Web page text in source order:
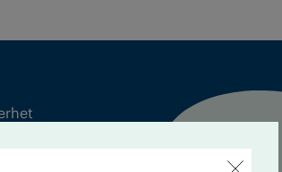
Stockholm
nummer av